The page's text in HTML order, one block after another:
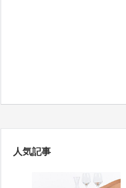
人気記事